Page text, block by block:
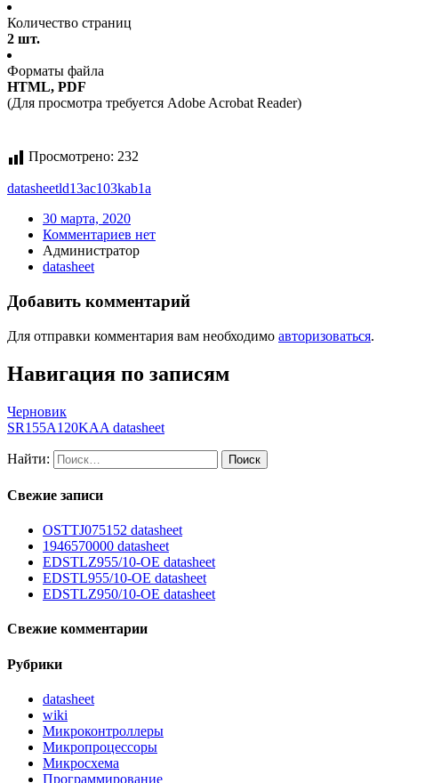
Количество страниц
2 шт.
Форматы файла
HTML, PDF
(Для просмотра требуется Adobe Acrobat Reader)
Просмотрено: 232
datasheetld13ac103kab1a
30 марта, 2020
Комментариев нет
Администратор
datasheet
Добавить комментарий
Для отправки комментария вам необходимо авторизоваться.
Навигация по записям
Черновик
SR155A120KAA datasheet
Найти:
Свежие записи
OSTTJ075152 datasheet
1946570000 datasheet
EDSTLZ955/10-OE datasheet
EDSTL955/10-OE datasheet
EDSTLZ950/10-OE datasheet
Свежие комментарии
Рубрики
datasheet
wiki
Микроконтроллеры
Микропроцессоры
Микросхема
Программирование